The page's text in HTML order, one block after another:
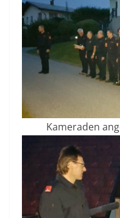
Kameraden